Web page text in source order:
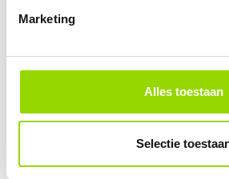
Marketing
Alles toestaan
Selectie
trainingen geven wij je de hulp
missie om persoonlijke
Unieke trainingsmethodeop
cognitieve ervaringsleer (CBT)
Onze trainingen hebben al